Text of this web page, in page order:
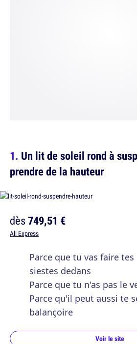
Un lit de soleil rond à
prendre de la hauteur
dès749,51 €
Ali Express
Parce que tu vas faire
siestes dedans
Parce que tu n'as pas le
Parce qu'il peut aussi te
balançoire
Voir le site